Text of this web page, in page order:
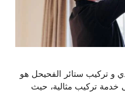
و تركيب ستائر الفحيحل هو
خدمة تركيب مثالية، حيث